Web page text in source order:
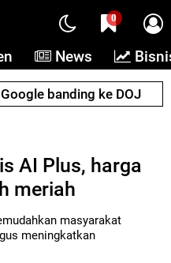
0
News
banding ke DOJ
AI Plus, harga
meriah
masyarakat
meningkatkan